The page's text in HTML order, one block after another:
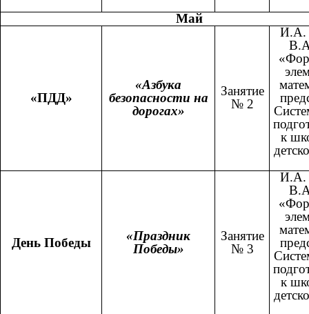
Май
«ПДД»
«Азбука
безопасности на
дорогах»
Занятие
№ 2
И.А.
к
День Победы
«Праздник
Победы»
Занятие
№ 3
И.А.
к